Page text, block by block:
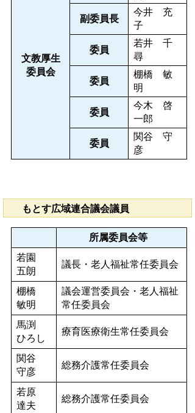
文教厚生
委員会
副委員長
今井 充
子
委員
若井 千
尋
委員
棚橋 敏
明
委員
今木 啓
一郎
委員
関谷 守
彦
もとす広域連合議会議員
所属委員会等
若園
五朗
議長・老人福祉常任委員会
棚橋
敏明
議会運営委員会・老人福祉
常任委員会
馬渕
ひろし
療育医療衛生常任委員会
関谷
守彦
総務介護常任委員会
若原
達夫
総務介護常任委員会